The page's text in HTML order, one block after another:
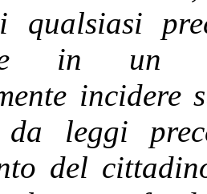
in un
incidere
leggi
del